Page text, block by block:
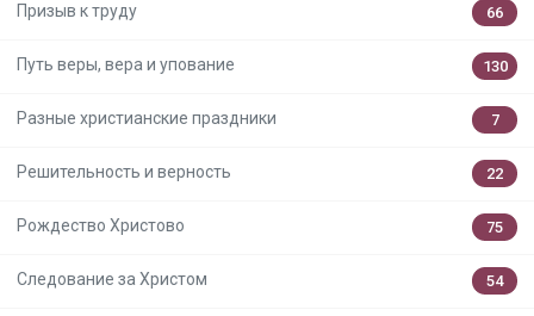
Призыв к труду 66
Путь веры, вера и упование 130
Разные христианские праздники 7
Решительность и верность 22
Рождество Христово 75
Следование за Христом 54